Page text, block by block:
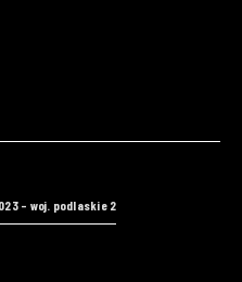
– woj. podlaskie 2